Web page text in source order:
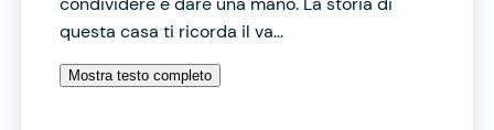
questa casa ti ricorda il va...
Mostra testo completo